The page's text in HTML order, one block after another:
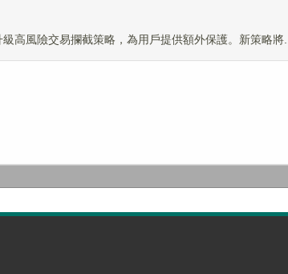
高風險交易攔截策略，為用戶提供額外保護。新策略將...